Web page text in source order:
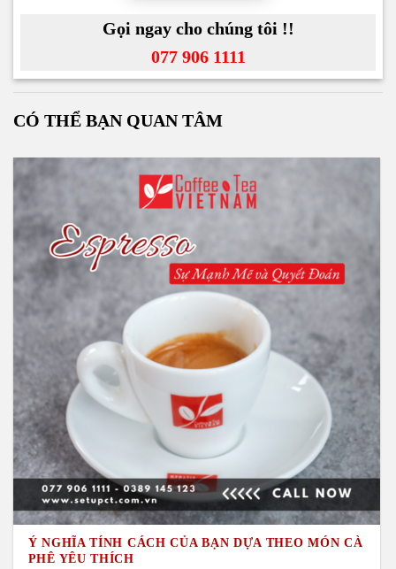
Gọi ngay cho chúng tôi !!
077 906 1111
CÓ THỂ BẠN QUAN TÂM
Ý NGHĨA TÍNH CÁCH CỦA BẠN DỰA THEO MÓN CÀ
PHÊ YÊU THÍCH